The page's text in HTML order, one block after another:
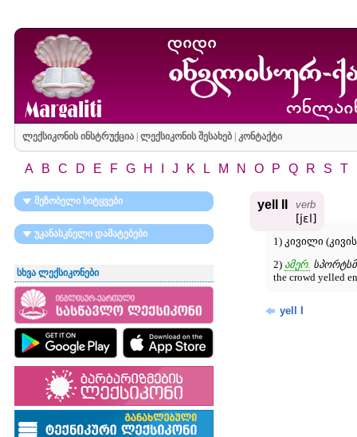
ლექსიკონის ინსტრუქცია| ლექსიკონის შესახებ| კონტაქტი
A B C D E F G H J K L M N O P Q R S T
მეზობელი სიტყვები
უკანასკნელი დამატებები
სხვა ლექსიკონები
yell II verb
[jɛl]
1) კივილი
2) ამერ.
the crowd yelled
yell I